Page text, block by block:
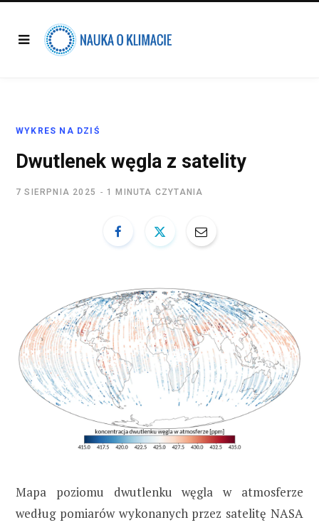
WYKRES NA DZIŚ
Dwutlenek węgla z satelity
7 SIERPNIA 2025 1 MINUTA CZYTANIA
Mapa poziomu dwutlenku węgla w atmosferze
według pomiarów wykonanych przez satelitę NASA